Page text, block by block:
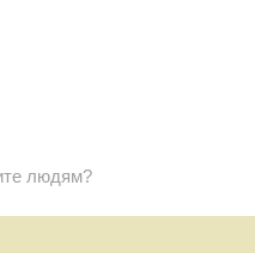
людям?